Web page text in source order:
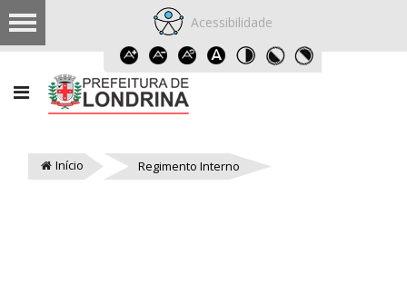
Acessibilidade
Início Regimento Interno